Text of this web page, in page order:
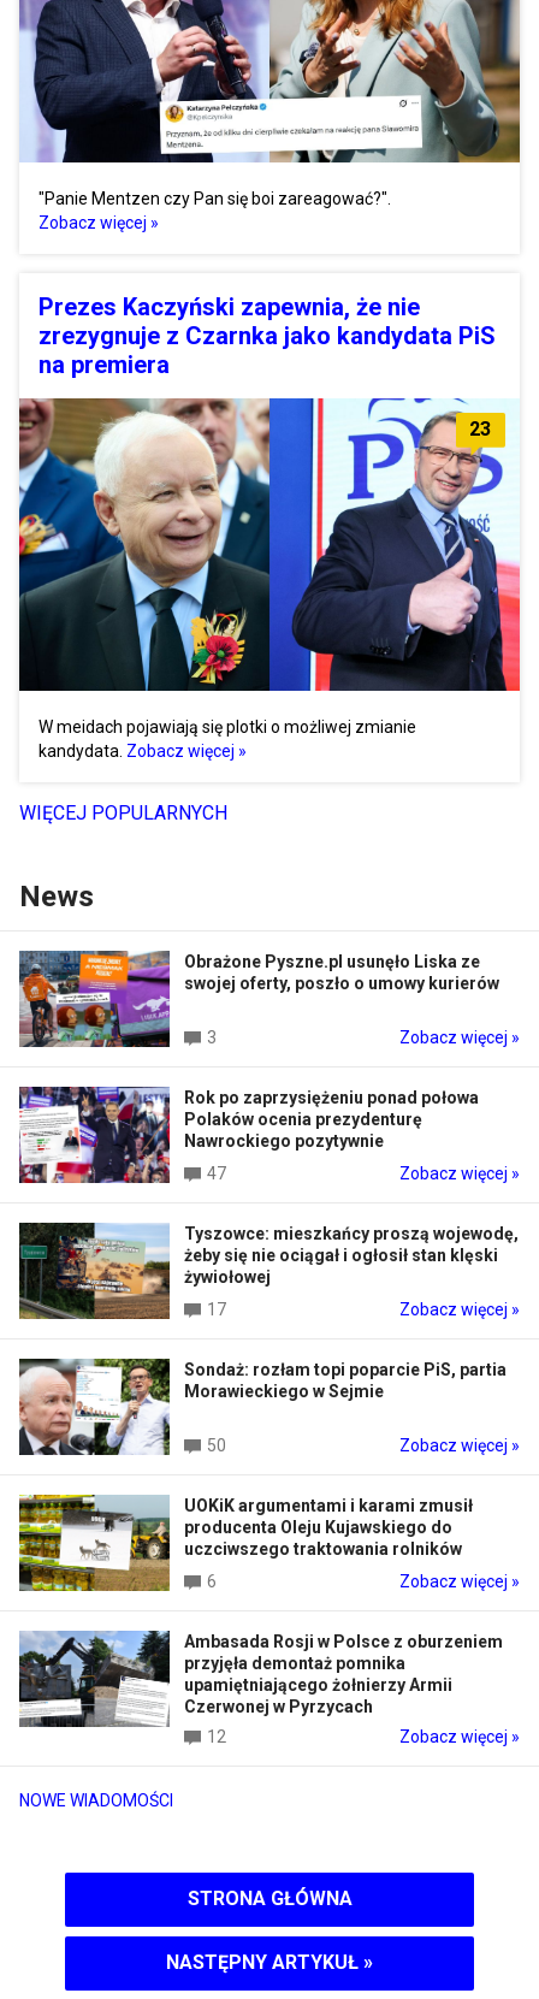
"Panie Mentzen czy Pan się boi zareagować?".
Zobacz więcej »
Prezes Kaczyński zapewnia, że nie
zrezygnuje z Czarnka jako kandydata PiS
na premiera
23
W meidach pojawiają się plotki o możliwej zmianie
kandydata. Zobacz więcej »
WIĘCEJ POPULARNYCH
News
NOWE WIADOMOŚCI
Obrażone Pyszne.pl usunęło Liska ze
swojej oferty, poszło o umowy kurierów
3 Zobacz więcej »
Rok po zaprzysiężeniu ponad połowa
Polaków ocenia prezydenturę
Nawrockiego pozytywnie
47
Zobacz więcej »
Tyszowce: mieszkańcy proszą wojewodę,
żeby się nie ociągał i ogłosił stan klęski
żywiołowej
17
Zobacz więcej »
Sondaż: rozłam topi poparcie PiS, partia
Morawieckiego w Sejmie
50 Zobacz więcej »
UOKiK argumentami i karami zmusił
producenta Oleju Kujawskiego do
uczciwszego traktowania rolników
6
Zobacz więcej »
Ambasada Rosji w Polsce z oburzeniem
przyjęła demontaż pomnika
upamiętniającego żołnierzy Armii
Czerwonej w Pyrzycach
12
Zobacz więcej »
STRONA GŁÓWNA
NASTĘPNY ARTYKUŁ »